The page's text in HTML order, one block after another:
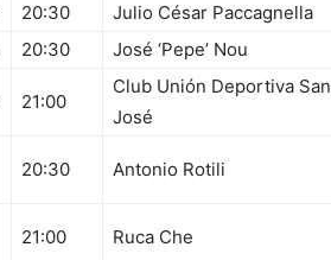
20:30
Julio César Paccagnella
20:30 José ‘Pepe’ Nou
21:00
Club Unión Deportiva San
José
20:30 Antonio Rotili
21:00 Ruca Che